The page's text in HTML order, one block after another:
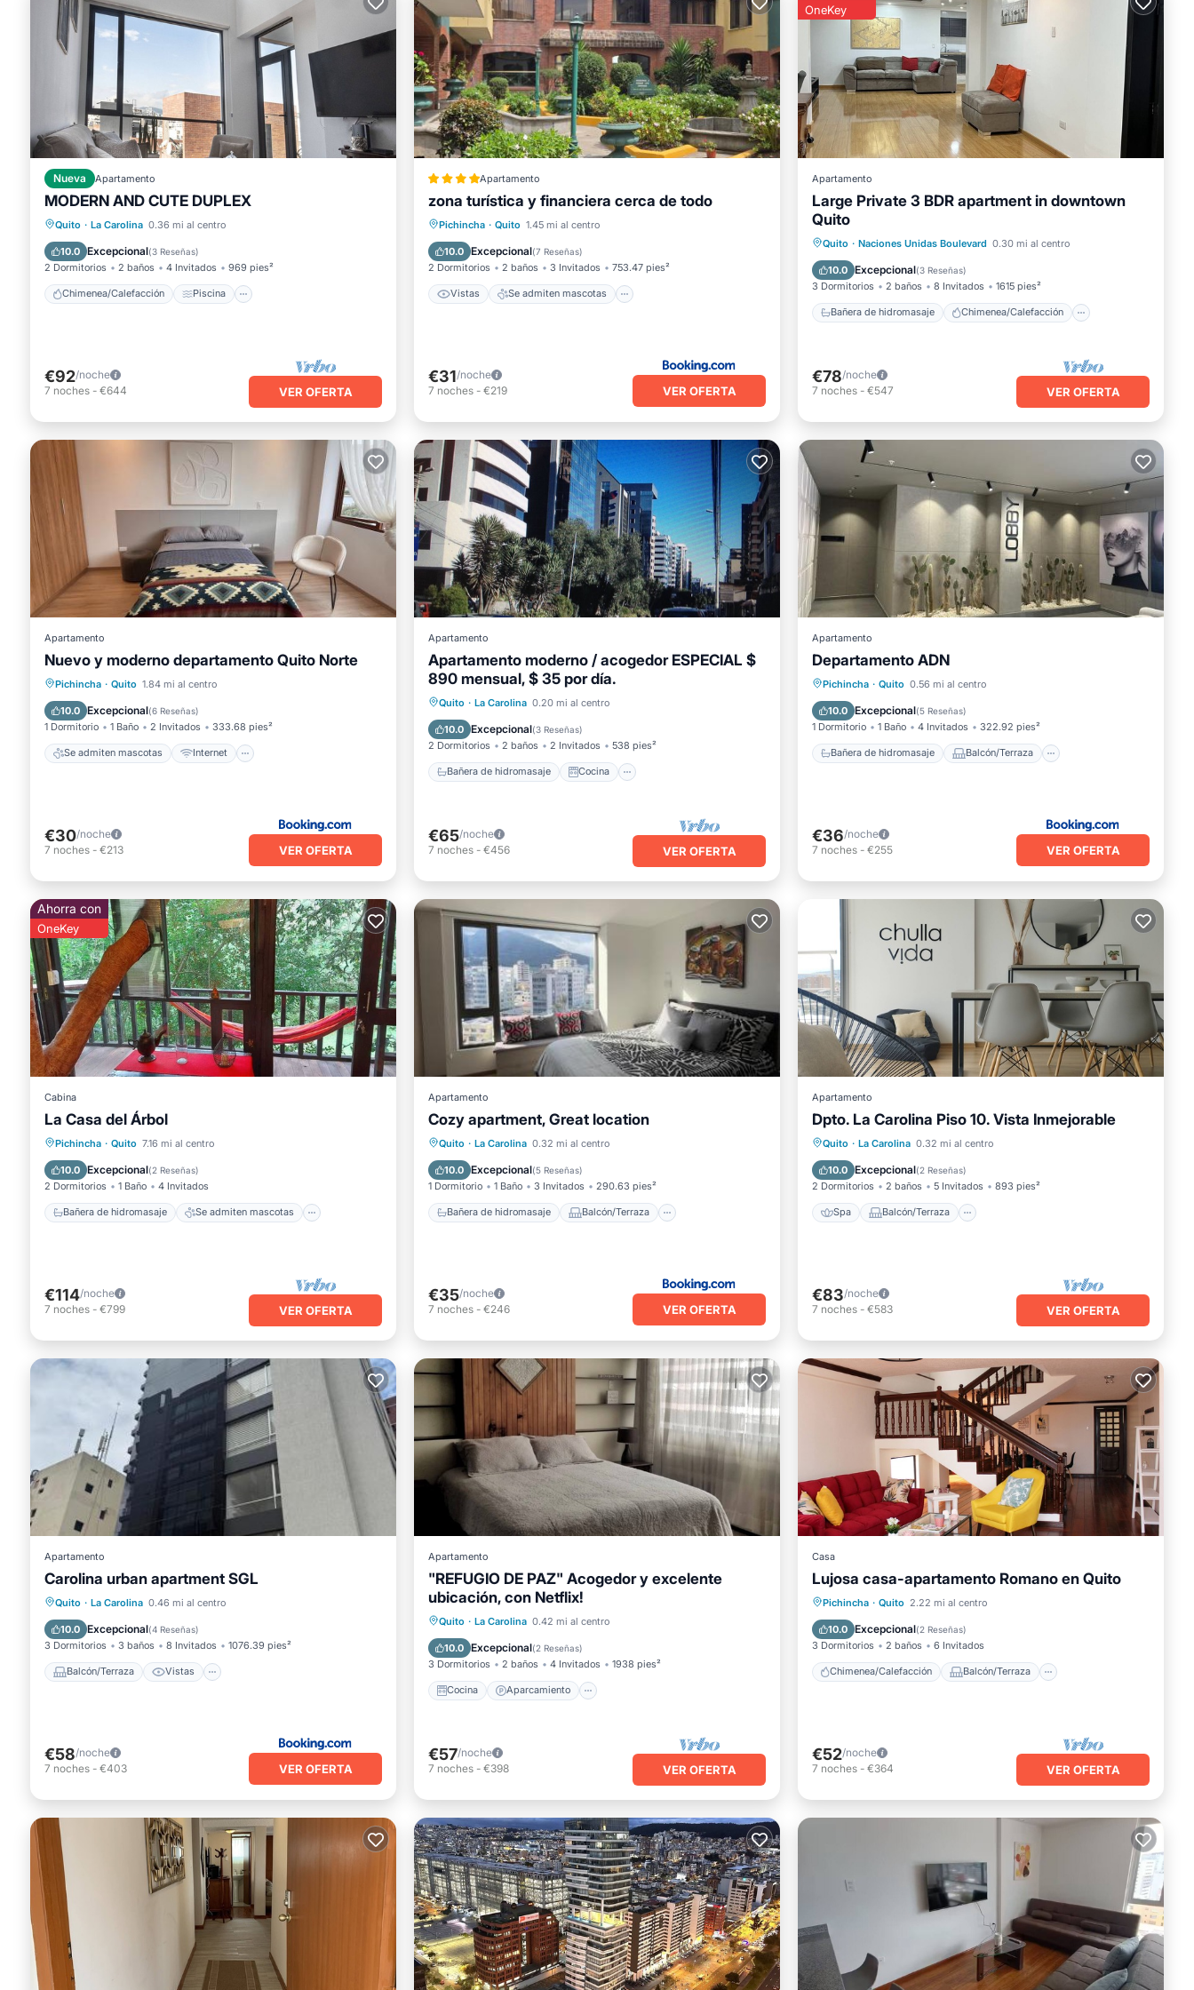
Nueva Apartamento
MODERN AND CUTE DUPLEX
Quito · La Carolina 0.36 mi al centro
10.0 Excepcional(3 Reseñas)
2 Dormitorios 2 baños 4 Invitados 969 pies²
Chimenea/Calefacción Piscina
Chimenea/Calefacción
Balcón/Terraza
€92/noche
7 noches - €644 VER OFERTA
Apartamento
zona turística y financiera cerca de todo
Pichincha · Quito 1.45 mi al centro
10.0 Excepcional(7 Reseñas)
2 Dormitorios 2 baños 3 Invitados 753.47 pies²
Vistas Se admiten mascotas
Vistas
Se admiten mascotas
Internet
Apto para niños
€31/noche
7 noches - €219 VER OFERTA
OneKey
Apartamento
Large Private 3 BDR apartment in downtown
Quito
Quito · Naciones Unidas Boulevard 0.30 mi al centro
10.0 Excepcional(3 Reseñas)
3 Dormitorios 2 baños 8 Invitados 1615 pies²
Bañera de hidromasaje Chimenea/Calefacción
Chimenea/Calefacción
Desayuno
Cocina
€78/noche
7 noches - €547 VER OFERTA
Apartamento
Nuevo y moderno departamento Quito Norte
Pichincha · Quito 1.84 mi al centro
10.0 Excepcional(6 Reseñas)
1 Dormitorio 1 Baño 2 Invitados 333.68 pies²
Se admiten mascotas Internet
Se admiten mascotas
Apto para niños
€30/noche
7 noches - €213 VER OFERTA
Apartamento
Apartamento moderno / acogedor ESPECIAL $
890 mensual, $ 35 por día.
Quito · La Carolina 0.20 mi al centro
10.0 Excepcional(3 Reseñas)
2 Dormitorios 2 baños 2 Invitados 538 pies²
Bañera de hidromasaje Cocina
Bañera de hidromasaje
Aparcamiento
€65/noche
7 noches - €456 VER OFERTA
Apartamento
Departamento ADN
Pichincha · Quito 0.56 mi al centro
10.0 Excepcional(5 Reseñas)
1 Dormitorio 1 Baño 4 Invitados 322.92 pies²
Bañera de hidromasaje Balcón/Terraza
Bañera de hidromasaje
Vistas
Desayuno
€36/noche
7 noches - €255 VER OFERTA
Ahorra con
OneKey
Cabina
La Casa del Árbol
Pichincha · Quito 7.16 mi al centro
10.0 Excepcional(2 Reseñas)
2 Dormitorios 1 Baño 4 Invitados
Bañera de hidromasaje Se admiten mascotas
Bañera de hidromasaje
Se admiten mascotas
Internet
€114/noche
7 noches - €799 VER OFERTA
Apartamento
Cozy apartment, Great location
Quito · La Carolina 0.32 mi al centro
10.0 Excepcional(5 Reseñas)
1 Dormitorio 1 Baño 3 Invitados 290.63 pies²
Bañera de hidromasaje Balcón/Terraza
Bañera de hidromasaje
Vistas
Se admiten mascotas
€35/noche
7 noches - €246 VER OFERTA
Apartamento
Dpto. La Carolina Piso 10. Vista Inmejorable
Quito · La Carolina 0.32 mi al centro
10.0 Excepcional(2 Reseñas)
2 Dormitorios 2 baños 5 Invitados 893 pies²
Spa Balcón/Terraza
Spa
Balcón/Terraza
Se admiten mascotas
€83/noche
7 noches - €583 VER OFERTA
Apartamento
Carolina urban apartment SGL
Quito · La Carolina 0.46 mi al centro
10.0 Excepcional(4 Reseñas)
3 Dormitorios 3 baños 8 Invitados 1076.39 pies²
Balcón/Terraza Vistas
Balcón/Terraza
Vistas
Aparcamiento
€58/noche
7 noches - €403 VER OFERTA
Apartamento
"REFUGIO DE PAZ" Acogedor y excelente
ubicación, con Netflix!
Quito · La Carolina 0.42 mi al centro
10.0 Excepcional(2 Reseñas)
3 Dormitorios 2 baños 4 Invitados 1938 pies²
Cocina Aparcamiento
Cocina Aparcamiento
Accesible en silla de ruedas
€57/noche
7 noches - €398 VER OFERTA
Casa
Lujosa casa-apartamento Romano en Quito
Pichincha · Quito 2.22 mi al centro
10.0 Excepcional(2 Reseñas)
3 Dormitorios 2 baños 6 Invitados
Chimenea/Calefacción Balcón/Terraza
Chimenea/Calefacción
Cocina
Aparcamiento
€52/noche
7 noches - €364 VER OFERTA